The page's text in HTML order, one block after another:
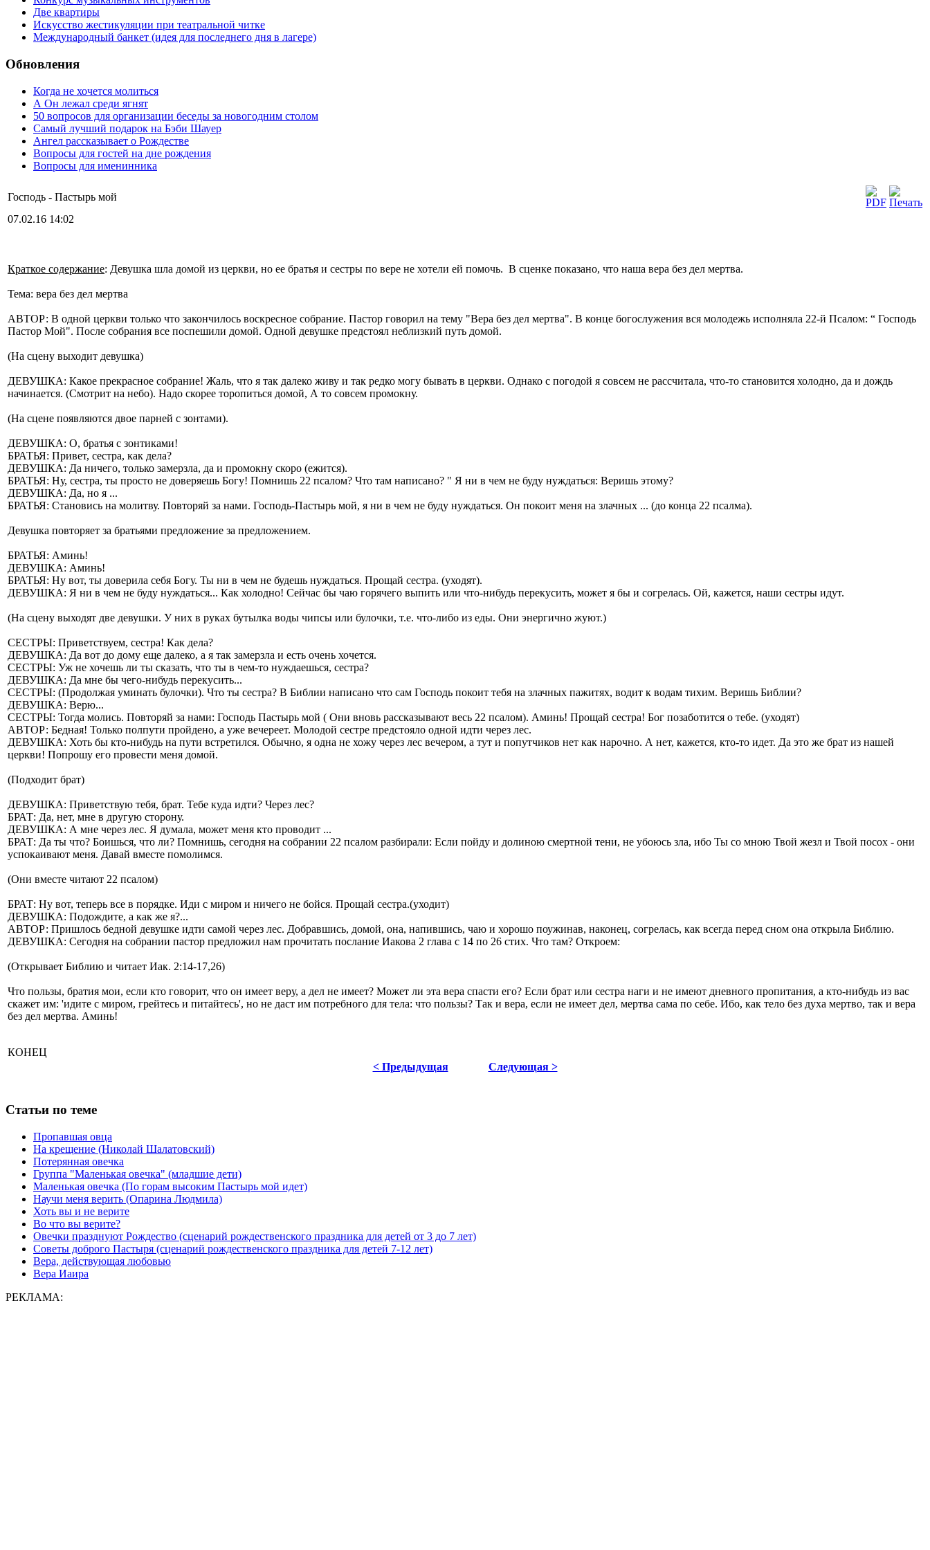
Две квартиры
Искусство жестикуляции при театральной читке
Международный банкет (идея для последнего дня в лагере)
Обновления
Когда не хочется молиться
А Он лежал среди ягнят
50 вопросов для организации беседы за новогодним столом
Самый лучший подарок на Бэби Шауер
Ангел рассказывает о Рождестве
Вопросы для гостей на дне рождения
Вопросы для именинника
Господь - Пастырь мой
07.02.16 14:02
Краткое содержание: Девушка шла домой из церкви, но ее братья и сестры по вере не хотели ей помочь. В сценке показано, что наша вера без дел мертва.
Тема: вера без дел мертва
АВТОР: В одной церкви только что закончилось воскресное собрание. Пастор говорил на тему "Вера без дел мертва". В конце богослужения вся молодежь исполняла 22-й Псалом: “ Господь
Пастор Мой". После собрания все поспешили домой. Одной девушке предстоял неблизкий путь домой.
(На сцену выходит девушка)
ДЕВУШКА: Какое прекрасное собрание! Жаль, что я так далеко живу и так редко могу бывать в церкви. Однако с погодой я совсем не рассчитала, что-то становится холодно, да и дождь
начинается. (Смотрит на небо). Надо скорее торопиться домой, А то совсем промокну.
(На сцене появляются двое парней с зонтами).
ДЕВУШКА: О, братья с зонтиками!
БРАТЬЯ: Привет, сестра, как дела?
ДЕВУШКА: Да ничего, только замерзла, да и промокну скоро (ежится).
БРАТЬЯ: Ну, сестра, ты просто не доверяешь Богу! Помнишь 22 псалом? Что там написано? " Я ни в чем не буду нуждаться: Веришь этому?
ДЕВУШКА: Да, но я ...
БРАТЬЯ: Становись на молитву. Повторяй за нами. Господь-Пастырь мой, я ни в чем не буду нуждаться. Он покоит меня на злачных ... (до конца 22 псалма).
Девушка повторяет за братьями предложение за предложением.
БРАТЬЯ: Аминь!
ДЕВУШКА: Аминь!
БРАТЬЯ: Ну вот, ты доверила себя Богу. Ты ни в чем не будешь нуждаться. Прощай сестра. (уходят).
ДЕВУШКА: Я ни в чем не буду нуждаться... Как холодно! Сейчас бы чаю горячего выпить или что-нибудь перекусить, может я бы и согрелась. Ой, кажется, наши сестры идут.
(На сцену выходят две девушки. У них в руках бутылка воды чипсы или булочки, т.е. что-либо из еды. Они энергично жуют.)
СЕСТРЫ: Приветствуем, сестра! Как дела?
ДЕВУШКА: Да вот до дому еще далеко, а я так замерзла и есть очень хочется.
СЕСТРЫ: Уж не хочешь ли ты сказать, что ты в чем-то нуждаешься, сестра?
ДЕВУШКА: Да мне бы чего-нибудь перекусить...
СЕСТРЫ: (Продолжая уминать булочки). Что ты сестра? В Библии написано что сам Господь покоит тебя на злачных пажитях, водит к водам тихим. Веришь Библии?
ДЕВУШКА: Верю...
СЕСТРЫ: Тогда молись. Повторяй за нами: Господь Пастырь мой ( Они вновь рассказывают весь 22 псалом). Аминь! Прощай сестра! Бог позаботится о тебе. (уходят)
АВТОР: Бедная! Только полпути пройдено, а уже вечереет. Молодой сестре предстояло одной идти через лес.
ДЕВУШКА: Хоть бы кто-нибудь на пути встретился. Обычно, я одна не хожу через лес вечером, а тут и попутчиков нет как нарочно. А нет, кажется, кто-то идет. Да это же брат из нашей
церкви! Попрошу его провести меня домой.
(Подходит брат)
ДЕВУШКА: Приветствую тебя, брат. Тебе куда идти? Через лес?
БРАТ: Да, нет, мне в другую сторону.
ДЕВУШКА: А мне через лес. Я думала, может меня кто проводит ...
БРАТ: Да ты что? Боишься, что ли? Помнишь, сегодня на собрании 22 псалом разбирали: Если пойду и долиною смертной тени, не убоюсь зла, ибо Ты со мною Твой жезл и Твой посох - они
успокаивают меня. Давай вместе помолимся.
(Они вместе читают 22 псалом)
БРАТ: Ну вот, теперь все в порядке. Иди с миром и ничего не бойся. Прощай сестра.(уходит)
ДЕВУШКА: Подождите, а как же я?...
АВТОР: Пришлось бедной девушке идти самой через лес. Добравшись, домой, она, напившись, чаю и хорошо поужинав, наконец, согрелась, как всегда перед сном она открыла Библию.
ДЕВУШКА: Сегодня на собрании пастор предложил нам прочитать послание Иакова 2 глава с 14 по 26 стих. Что там? Откроем:
(Открывает Библию и читает Иак. 2:14-17,26)
Что пользы, братия мои, если кто говорит, что он имеет веру, а дел не имеет? Может ли эта вера спасти его? Если брат или сестра наги и не имеют дневного пропитания, а кто-нибудь из вас
скажет им: 'идите с миром, грейтесь и питайтесь', но не даст им потребного для тела: что пользы? Так и вера, если не имеет дел, мертва сама по себе. Ибо, как тело без духа мертво, так и вера
без дел мертва. Аминь!
КОНЕЦ
< Предыдущая
Следующая >
Статьи по теме
Пропавшая овца
На крещение (Николай Шалатовский)
Потерянная овечка
Группа "Маленькая овечка" (младшие дети)
Маленькая овечка (По горам высоким Пастырь мой идет)
Научи меня верить (Опарина Людмила)
Хоть вы и не верите
Во что вы верите?
Овечки празднуют Рождество (сценарий рождественского праздника для детей от 3 до 7 лет)
Советы доброго Пастыря (сценарий рождественского праздника для детей 7-12 лет)
Вера, действующая любовью
Вера Иаира
РЕКЛАМА: